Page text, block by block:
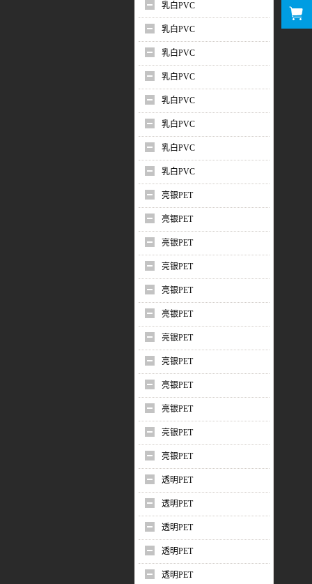
乳白PVC
乳白PVC
乳白PVC
乳白PVC
乳白PVC
乳白PVC
乳白PVC
乳白PVC
亮银PET
亮银PET
亮银PET
亮银PET
亮银PET
亮银PET
亮银PET
亮银PET
亮银PET
亮银PET
亮银PET
亮银PET
透明PET
透明PET
透明PET
透明PET
透明PET